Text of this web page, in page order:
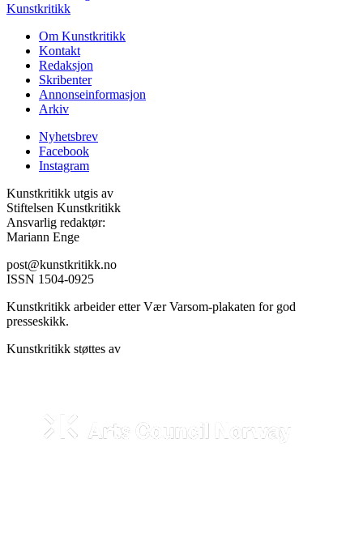
Kunstkritikk
Om Kunstkritikk
Kontakt
Redaksjon
Skribenter
Annonseinformasjon
Arkiv
Nyhetsbrev
Facebook
Instagram
Kunstkritikk utgis av
Stiftelsen Kunstkritikk
Ansvarlig redaktør:
Mariann Enge
post@kunstkritikk.no
ISSN 1504-0925
Kunstkritikk arbeider etter Vær Varsom-plakaten for god
presseskikk.
Kunstkritikk støttes av